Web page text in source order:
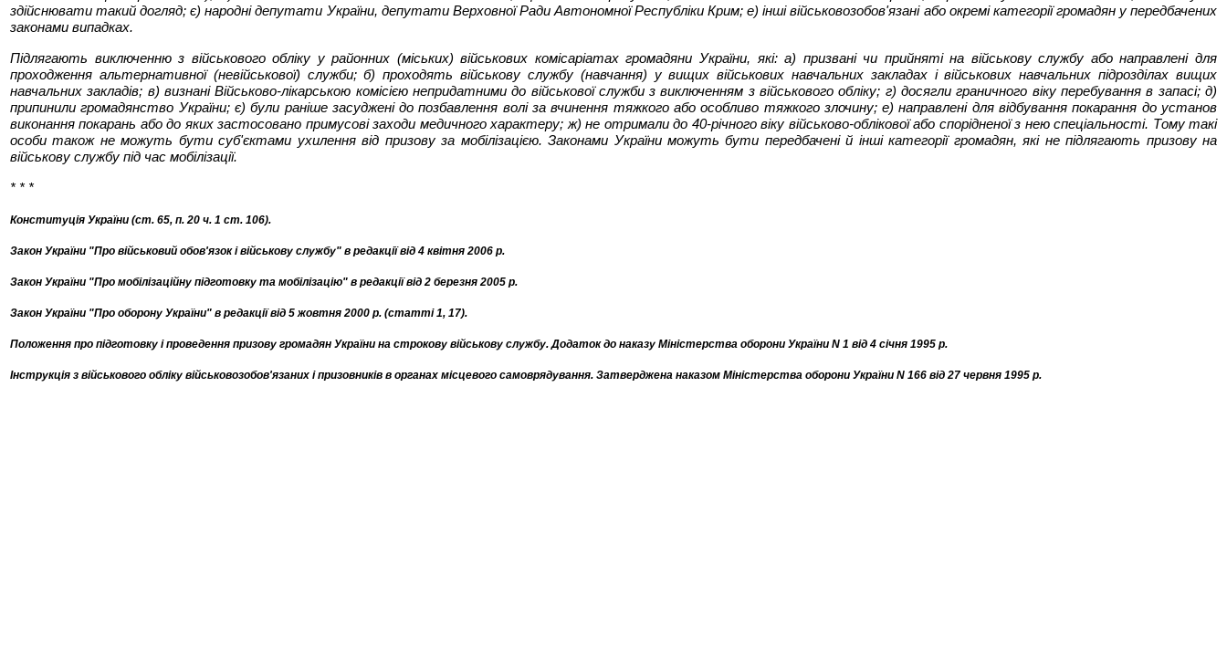
здійснювати такий догляд; є) народні депутати України, депутати Верховної Ради Автономної Республіки Крим; е) інші військовозобов'язані або окремі категорії громадян у передбачених
законами випадках.
Підлягають виключенню з військового обліку у районних (міських) військових комісаріатах громадяни України, які: а) призвані чи прийняті на військову службу або направлені для
проходження альтернативної (невійськової) служби; б) проходять військову службу (навчання) у вищих військових навчальних закладах і військових навчальних підрозділах вищих
навчальних закладів; в) визнані Військово-лікарською комісією непридатними до військової служби з виключенням з військового обліку; г) досягли граничного віку перебування в запасі; д)
припинили громадянство України; є) були раніше засуджені до позбавлення волі за вчинення тяжкого або особливо тяжкого злочину; е) направлені для відбування покарання до установ
виконання покарань або до яких застосовано примусові заходи медичного характеру; ж) не отримали до 40-річного віку військово-облікової або спорідненої з нею спеціальності. Тому такі
особи також не можуть бути суб'єктами ухилення від призову за мобілізацією. Законами України можуть бути передбачені й інші категорії громадян, які не підлягають призову на
військову службу під час мобілізації.
* * *
Конституція України (ст. 65, п. 20 ч. 1 ст. 106).
Закон України "Про військовий обов'язок і військову службу" в редакції від 4 квітня 2006 р.
Закон України "Про мобілізаційну підготовку та мобілізацію" в редакції від 2 березня 2005 р.
Закон України "Про оборону України" в редакції від 5 жовтня 2000 р. (статті 1, 17).
Положення про підготовку і проведення призову громадян України на строкову військову службу. Додаток до наказу Міністерства оборони України N 1 від 4 січня 1995 р.
Інструкція з військового обліку військовозобов'язаних і призовників в органах місцевого самоврядування. Затверджена наказом Міністерства оборони України N 166 від 27 червня 1995 р.